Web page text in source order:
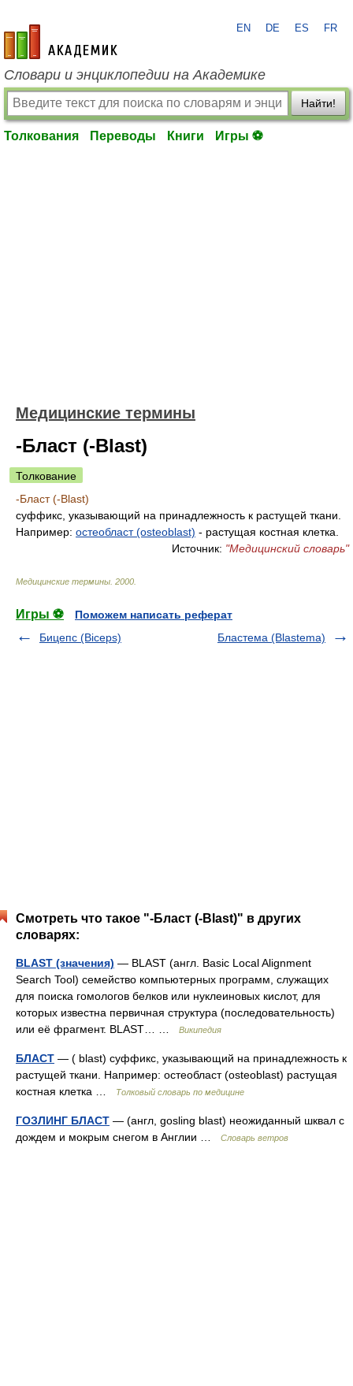
academic.ru
EN DE ES FR
Словари и энциклопедии на Академике
Найти!
Толкования Переводы Книги Игры ⚽
Медицинские термины
-Бласт (-Blast)
Толкование
-Бласт (-Blast)
суффикс, указывающий на принадлежность к растущей ткани.
Например: остеобласт (osteoblast) - растущая костная клетка.
Источник: "Медицинский словарь"
Медицинские термины 2000
Игры ⚽
Поможем написать реферат
Бицепс (Biceps)
Бластема (Blastema)
Смотреть что такое "-Бласт (-Blast)" в других
словарях:
BLAST (значения) — BLAST (англ. Basic Local Alignment
Search Tool) семейство компьютерных программ, служащих
для поиска гомологов белков или нуклеиновых кислот, для
которых известна первичная структура (последовательность)
или её фрагмент. BLAST… …
Википедия
БЛАСТ — ( blast) суффикс, указывающий на принадлежность к
растущей ткани. Например: остеобласт (osteoblast) растущая
костная клетка …
Толковый словарь по медицине
ГОЗЛИНГ БЛАСТ — (англ, gosling blast) неожиданный шквал с
дождем и мокрым снегом в Англии …
Словарь ветров